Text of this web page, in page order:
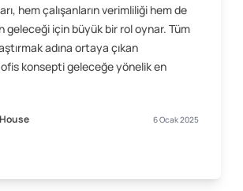
hem çalışanların verimliliği hem de
geleceği için büyük bir rol oynar. Tüm
adına ortaya çıkan
konsepti geleceğe yönelik en
6 Ocak 2025